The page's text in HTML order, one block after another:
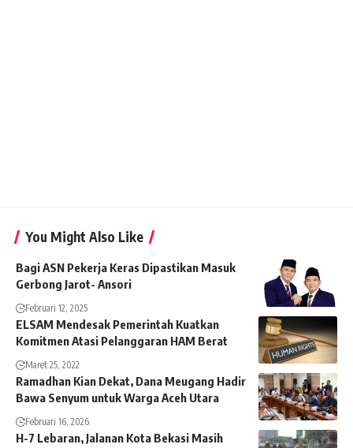
You Might Also Like
Bagi ASN Pekerja Keras Dipastikan Masuk
Gerbong Jarot- Ansori
Februari 12, 2025
ELSAM Mendesak Pemerintah Kuatkan
Komitmen Atasi Pelanggaran HAM Berat
Maret 25, 2022
Ramadhan Kian Dekat, Dana Meugang Hadir
Bawa Senyum untuk Warga Aceh Utara
Februari 16, 2026
H-7 Lebaran, Jalanan Kota Bekasi Masih